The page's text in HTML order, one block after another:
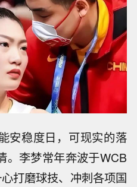
安稳度日，可现实的落
。李梦常年奔波于WCB
打磨球技、冲刺各项国